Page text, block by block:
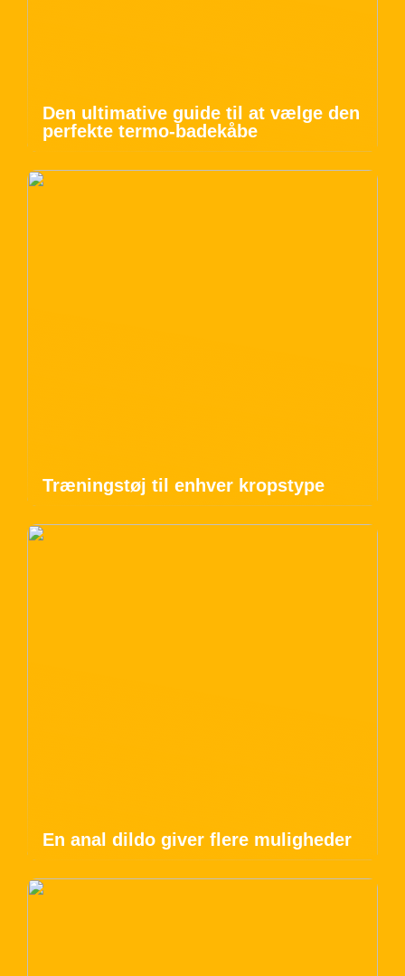
Den ultimative guide til at vælge den
perfekte termo-badekåbe
Træningstøj til enhver kropstype
En anal dildo giver flere muligheder